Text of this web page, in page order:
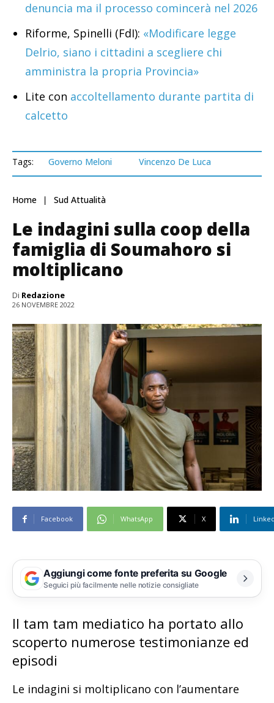
denuncia ma il processo comincerà nel 2026
Riforme, Spinelli (FdI): «Modificare legge
Delrio, siano i cittadini a scegliere chi
amministra la propria Provincia»
Lite con accoltellamento durante partita di
calcetto
Tags: Governo Meloni Vincenzo De Luca
Home Sud Attualità
Le indagini sulla coop della
famiglia di Soumahoro si
moltiplicano
Di Redazione
26 NOVEMBRE 2022
Facebook WhatsApp X
Aggiungi come fonte preferita su Google
Seguici più facilmente nelle notizie consigliate
Il tam tam mediatico ha portato allo
scoperto numerose testimonianze ed
episodi
Le indagini si moltiplicano con l’aumentare